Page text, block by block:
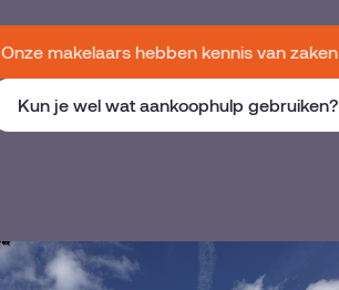
Onze makelaars hebben kennis van zaken
Kun je wel wat aankoophulp gebruiken?